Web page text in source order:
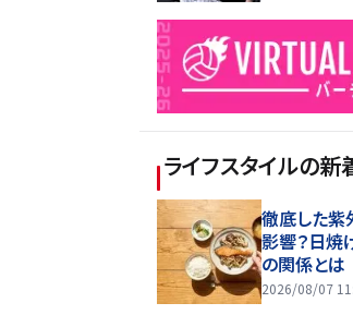
ライフスタイルの新
徹底した
影響？日焼
の関係とは
2026/08/07